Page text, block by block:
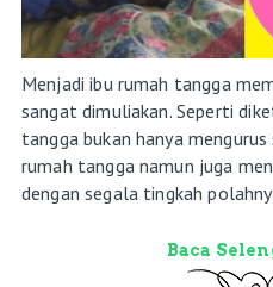
Menjadi ibu rumah tangga
sangat dimuliakan. Seperti
tangga bukan hanya
rumah tangga namun juga
dengan segala tingkah
Baca